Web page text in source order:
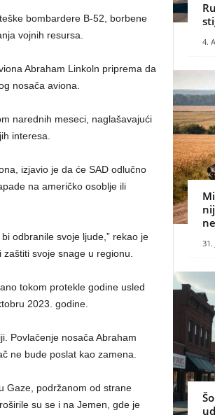
bombardere B-52, borbene
vojnih resursa.
Abraham Linkoln priprema da
nosača aviona.
narednih meseci, naglašavajući
interesa.
izjavio je da će SAD odlučno
na američko osoblje ili
odbranile svoje ljude,” rekao je
svoje snage u regionu.
tokom protekle godine usled
2023. godine.
Povlačenje nosača Abraham
ne bude poslat kao zamena.
Gaze, podržanom od strane
su se i na Jemen, gde je
4.
31.